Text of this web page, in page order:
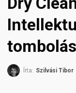
Írta: Szilvási Tibor